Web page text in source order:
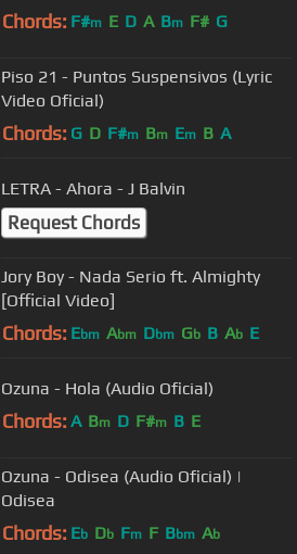
Chords: F#m E D A Bm F# G
Piso 21 - Puntos Suspensivos (Lyric
Video Oficial)
Chords: G D F#m Bm Em B A
LETRA - Ahora - J Balvin
Request Chords
Jory Boy - Nada Serio ft. Almighty
[Official Video]
Chords: Ebm Abm Dbm Gb B Ab E
Ozuna - Hola (Audio Oficial)
Chords: A Bm D F#m B E
Ozuna - Odisea (Audio Oficial) |
Odisea
Chords: Eb Db Fm F Bbm Ab